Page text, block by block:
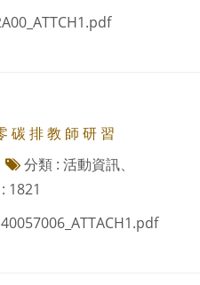
碳 排 教 師 研 習
分類 : 活動資訊、
1821